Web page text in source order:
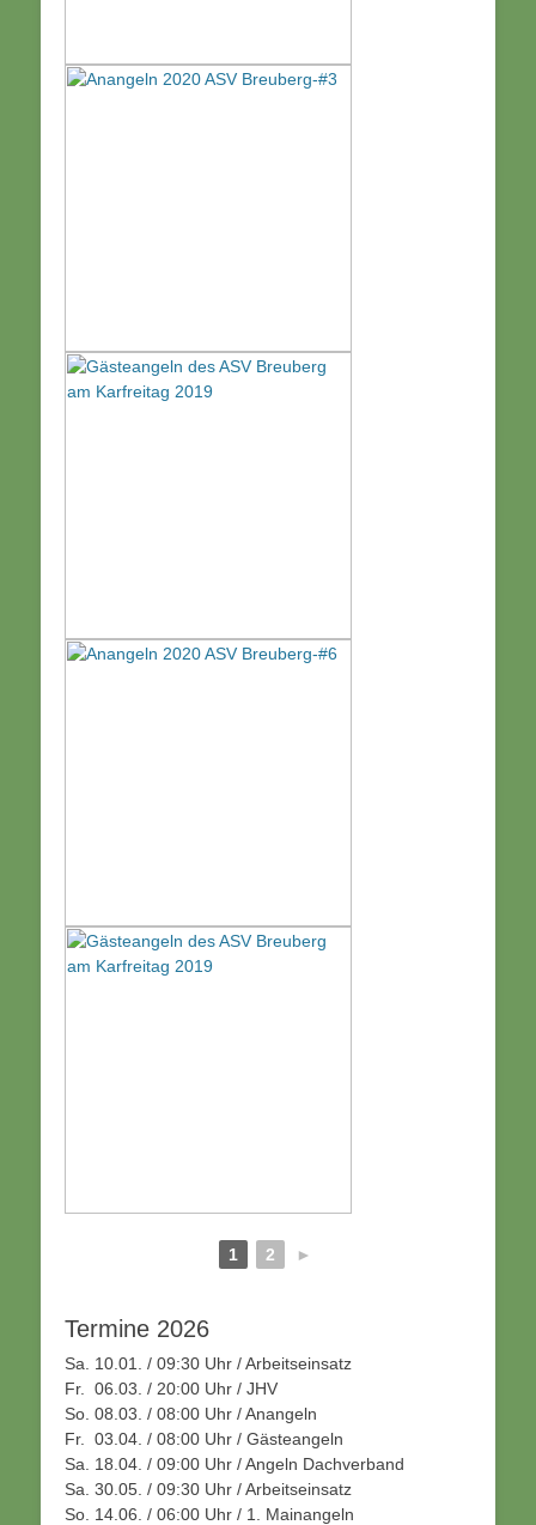
1 2 ►
Termine 2026
Sa. 10.01. / 09:30 Uhr / Arbeitseinsatz
Fr. 06.03. / 20:00 Uhr / JHV
So. 08.03. / 08:00 Uhr / Anangeln
Fr. 03.04. / 08:00 Uhr / Gästeangeln
Sa. 18.04. / 09:00 Uhr / Angeln Dachverband
Sa. 30.05. / 09:30 Uhr / Arbeitseinsatz
So. 14.06. / 06:00 Uhr / 1. Mainangeln